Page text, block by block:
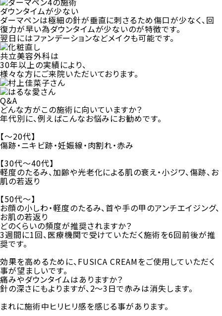
ダウンタイムが少ない
ダーマペンは極細の針が垂直に刺さるため傷口が少なく、回
復力が早い為ダウンタイムが少ないのが特徴です。
翌日にはファンデーションなどメイクも可能です。
共立美容外科は
30年以上の実績により、
様々な方にご来院いただいております。
Q&A
どんな方がこの施術に向いていますか？
年代別に、例えばこんなお悩みにお勧めです。
【～20代】
傷跡・ニキビ跡・妊娠線・肉割れ・赤み
【30代～40代】
軽度のたるみ、加齢や光老化による肌の衰え・小ジワ、傷跡、お
肌の若返り
【50代～】
お顔の小しわ・軽度のたるみ、首や手の甲のアンチエイジング、
お肌の若返り
どのくらいの頻度が推奨されますか？
3週間に1回、医療機関で受けていただく施術を6回前後が推
奨です。
効果を高めるために、FUSICA CREAMをご使用していただく
事が望ましいです。
痛みやダウンタイムはありますか？
針の深さにもよりますが、2～3日で赤みは消失します。
まれに施術中ヒリヒリ感を感じる事があります。